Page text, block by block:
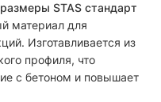
STAS стандарт
материал для
Изготавливается из
профиля, что
с бетоном и повышает